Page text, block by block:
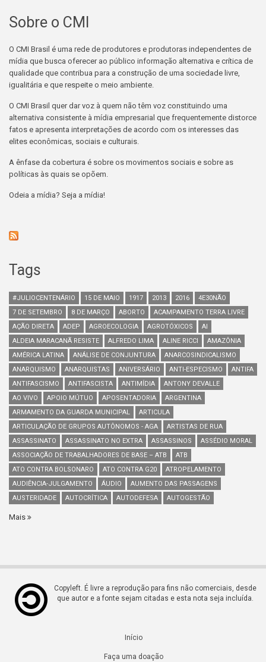
Sobre o CMI
O CMI Brasil é uma rede de produtores e produtoras independentes de
mídia que busca oferecer ao público informação alternativa e crítica de
qualidade que contribua para a construção de uma sociedade livre,
igualitária e que respeite o meio ambiente.
O CMI Brasil quer dar voz à quem não têm voz constituindo uma
alternativa consistente à mídia empresarial que frequentemente distorce
fatos e apresenta interpretações de acordo com os interesses das
elites econômicas, sociais e culturais.
A ênfase da cobertura é sobre os movimentos sociais e sobre as
políticas às quais se opõem.
Odeia a mídia? Seja a mídia!
Tags
#JULIOCENTENÁRIO 15 DE MAIO 1917 2013 2016
4E30NÃO
7 DE SETEMBRO
8 DE MARÇO ABORTO
ACAMPAMENTO TERRA LIVRE
AÇÃO DIRETA
ADEP AGROECOLOGIA AGROTÓXICOS
AI
ALDEIA MARACANÃ RESISTE
ALFREDO LIMA ALINE RICCI
AMAZÔNIA
AMÉRICA LATINA
ANÁLISE DE CONJUNTURA
ANARCOSINDICALISMO
ANARQUISMO
ANARQUISTAS ANIVERSÁRIO ANTI-ESPECISMO
ANTIFA
ANTIFASCISMO
ANTIFASCISTA ANTIMÍDIA
ANTONY DEVALLE
AO VIVO
APOIO MÚTUO APOSENTADORIA
ARGENTINA
ARMAMENTO DA GUARDA MUNICIPAL
ARTICULA
ARTICULAÇÃO DE GRUPOS AUTÔNOMOS - AGA
ARTISTAS DE RUA
ASSASSINATO
ASSASSINATO NO EXTRA ASSASSINOS
ASSÉDIO MORAL
ASSOCIAÇÃO DE TRABALHADORES DE BASE – ATB
ATB
ATO CONTRA BOLSONARO
ATO CONTRA G20
ATROPELAMENTO
AUDIÊNCIA-JULGAMENTO
ÁUDIO
AUMENTO DAS PASSAGENS
AUSTERIDADE
AUTOCRÍTICA AUTODEFESA AUTOGESTÃO
Mais
Copyleft. É livre a reprodução para fins não comerciais, desde
que autor e a fonte sejam citadas e esta nota seja incluída.
Início
Faça uma doação